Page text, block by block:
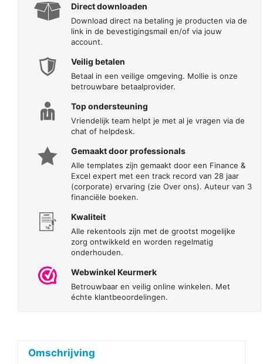
Direct downloaden
Download direct na betaling je producten via de
link in de bevestigingsmail en/of via jouw
account.
Veilig betalen
Betaal in een veilige omgeving. Mollie is onze
betrouwbare betaalprovider.
Top ondersteuning
Vriendelijk team helpt je met al je vragen via de
chat of helpdesk.
Gemaakt door professionals
Alle templates zijn gemaakt door een Finance &
Excel expert met een track record van 28 jaar
(corporate) ervaring (zie Over ons). Auteur van 3
financiële boeken.
Kwaliteit
Alle rekentools zijn met de grootst mogelijke
zorg ontwikkeld en worden regelmatig
onderhouden.
Webwinkel Keurmerk
Betrouwbaar en veilig online winkelen. Met
échte klantbeoordelingen.
Omschrijving